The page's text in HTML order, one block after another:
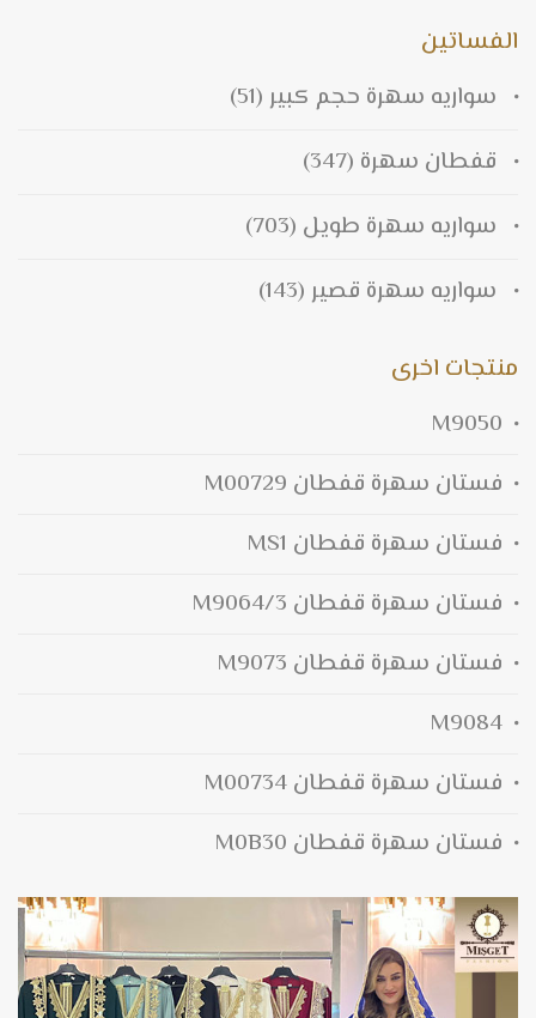
الفساتين
سواريه سهرة حجم كبير (51)
قفطان سهرة (347)
سواريه سهرة طويل (703)
سواريه سهرة قصير (143)
منتجات اخرى
M9050
فستان سهرة قفطان M00729
فستان سهرة قفطان MS1
فستان سهرة قفطان M9064/3
فستان سهرة قفطان M9073
M9084
فستان سهرة قفطان M00734
فستان سهرة قفطان M0B30